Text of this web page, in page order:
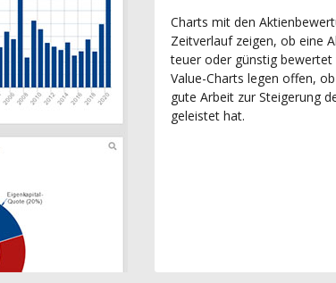
Charts mit den
Zeitverlauf zeigen, ob eine
teuer oder günstig bewertet
Value-Charts legen offen,
gute Arbeit zur Steigerung
geleistet hat.